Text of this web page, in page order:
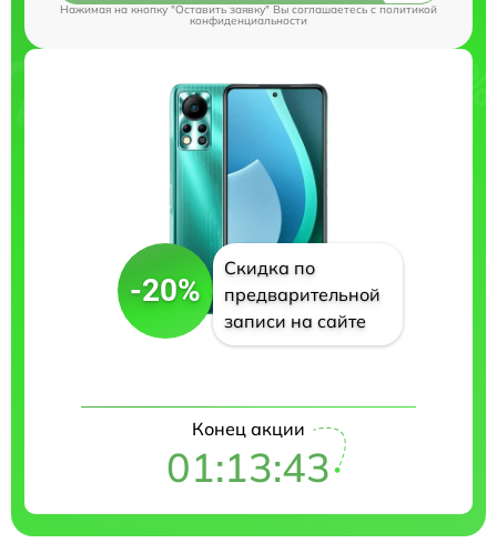
Нажимая на кнопку "Оставить заявку" Вы соглашаетесь cполитикой
конфиденциальности
-20%
Скидка по
предварительной
записи на сайте
Конец акции
01:13:42